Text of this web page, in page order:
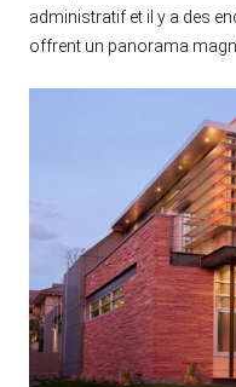
administratif et il y a des
offrent un panorama